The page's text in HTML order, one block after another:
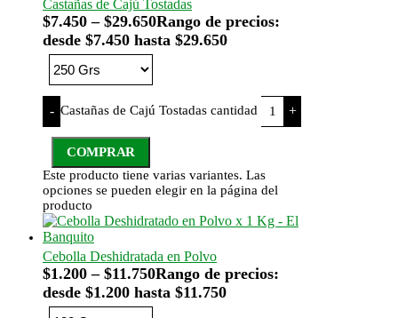
Castañas de Cajú Tostadas
$7.450 – $29.650Rango de precios:
desde $7.450 hasta $29.650
- Castañas de Cajú Tostadas cantidad +
COMPRAR
Este producto tiene varias variantes. Las
opciones se pueden elegir en la página del
producto
Cebolla Deshidratada en Polvo
$1.200 – $11.750Rango de precios:
desde $1.200 hasta $11.750